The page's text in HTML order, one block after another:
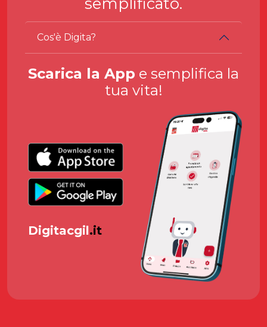
Cos'è Digita?
Scarica la App e semplifica la
tua vita!
Digitacgil .it